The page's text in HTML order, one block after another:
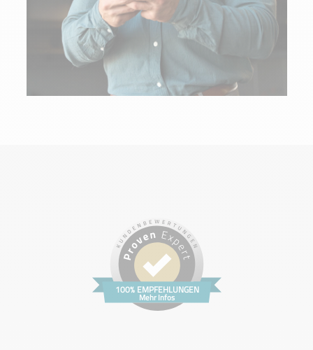
100% EMPFEHLUNGEN
Mehr Infos